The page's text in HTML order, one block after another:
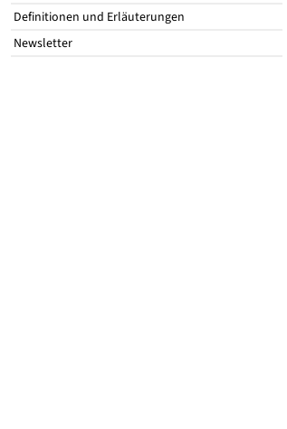
Definitionen und Erläuterungen
Newsletter